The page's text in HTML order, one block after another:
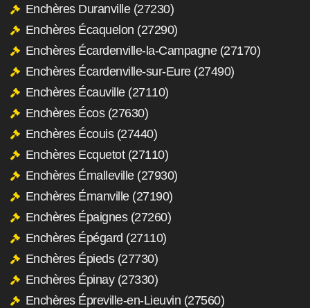
Enchères Duranville (27230)
Enchères Écaquelon (27290)
Enchères Écardenville-la-Campagne (27170)
Enchères Écardenville-sur-Eure (27490)
Enchères Écauville (27110)
Enchères Écos (27630)
Enchères Écouis (27440)
Enchères Ecquetot (27110)
Enchères Émalleville (27930)
Enchères Émanville (27190)
Enchères Épaignes (27260)
Enchères Épégard (27110)
Enchères Épieds (27730)
Enchères Épinay (27330)
Enchères Épreville-en-Lieuvin (27560)